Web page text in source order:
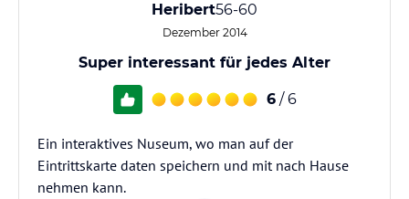
Heribert56-60
Dezember 2014
Super interessant für jedes Alter
6 / 6
Ein interaktives Nuseum, wo man auf der
Eintrittskarte daten speichern und mit nach Hause
nehmen kann.